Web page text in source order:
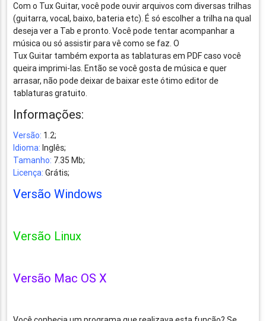
Com o Tux Guitar, você pode ouvir arquivos com diversas trilhas
(guitarra, vocal, baixo, bateria etc). É só escolher a trilha na qual
deseja ver a Tab e pronto. Você pode tentar acompanhar a
música ou só assistir para vê como se faz. O
Tux Guitar também exporta as tablaturas em PDF caso você
queira imprimi-las. Então se você gosta de música e quer
arrasar, não pode deixar de baixar este ótimo editor de
tablaturas gratuito.
Informações:
Versão: 1.2;
Idioma: Inglês;
Tamanho: 7.35 Mb;
Licença: Grátis;
Versão Windows
Versão Linux
Versão Mac OS X